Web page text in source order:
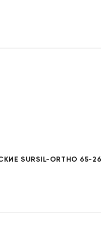
SURSIL-ORTHO 65-